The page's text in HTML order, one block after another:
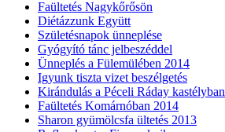
Faültetés Nagykőrősön
Diétázzunk Együtt
Születésnapok ünneplése
Gyógyító tánc jelbeszéddel
Ünneplés a Fülemülében 2014
Igyunk tiszta vizet beszélgetés
Kirándulás a Péceli Ráday kastélyban
Faültetés Komárnóban 2014
Sharon gyümölcsfa ültetés 2013